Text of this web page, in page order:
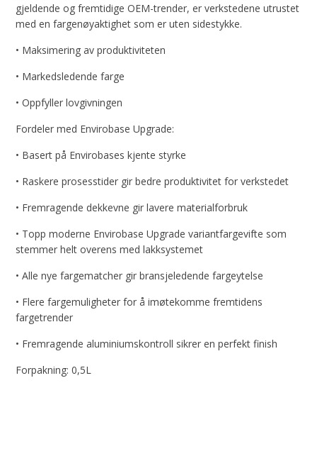
gjeldende og fremtidige OEM-trender, er verkstedene utrustet
med en fargenøyaktighet som er uten sidestykke.
• Maksimering av produktiviteten
• Markedsledende farge
• Oppfyller lovgivningen
Fordeler med Envirobase Upgrade:
• Basert på Envirobases kjente styrke
• Raskere prosesstider gir bedre produktivitet for verkstedet
• Fremragende dekkevne gir lavere materialforbruk
• Topp moderne Envirobase Upgrade variantfargevifte som
stemmer helt overens med lakksystemet
• Alle nye fargematcher gir bransjeledende fargeytelse
• Flere fargemuligheter for å imøtekomme fremtidens
fargetrender
• Fremragende aluminiumskontroll sikrer en perfekt finish
Forpakning: 0,5L